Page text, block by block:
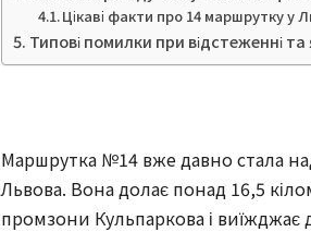
Цікаві факти про 14 маршрутку у
Типові помилки при відстеженні та
Маршрутка №14 вже давно стала
Львова. Вона долає понад 16,5
промзони Кульпаркова і